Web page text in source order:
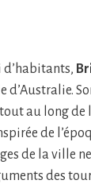
d’habitants,
d’Australie.
au long de
de
de la ville
des